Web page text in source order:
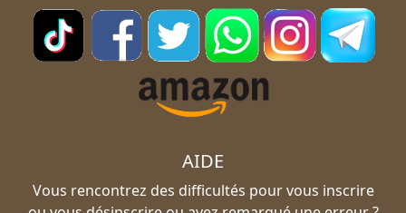
AIDE
Vous rencontrez des difficultés pour vous inscrire